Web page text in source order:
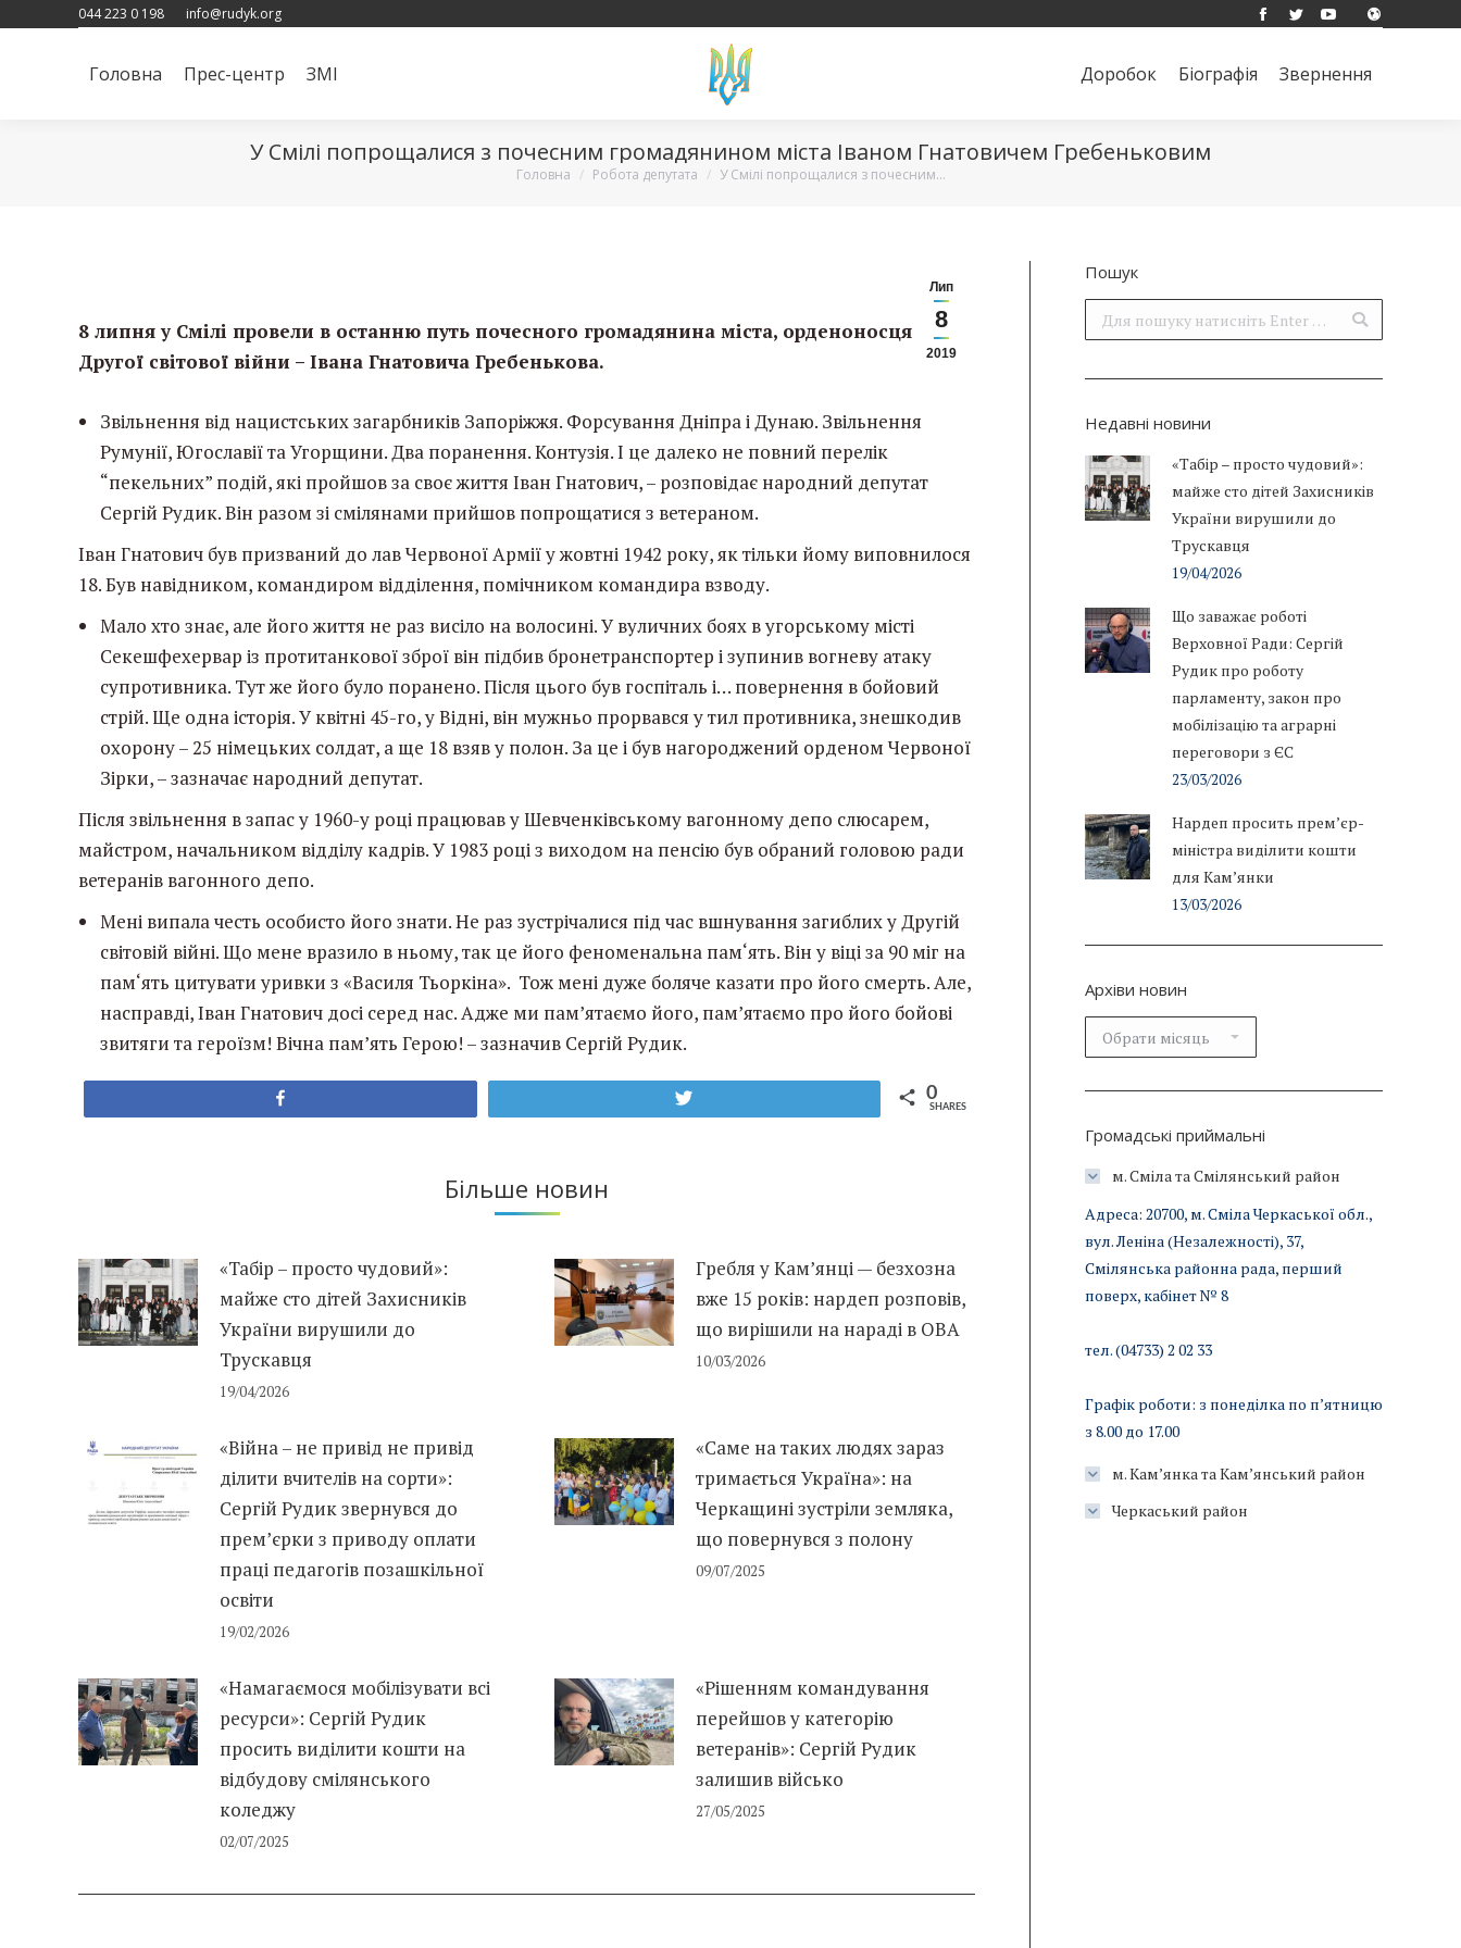
044 223 0 198 info@rudyk.org
Facebook
TwitterYouTube
Головна Прес-центр ЗМІ Доробок Біографія Звернення
У Смілі попрощалися з почесним громадянином міста Іваном Гнатовичем Гребеньковим
Вы здесь:
Головна Робота депутата У Смілі попрощалися з почесним…
Лип
8
2019
8 липня у Смілі провели в останню путь почесного громадянина міста, орденоносця
Другої світової війни – Івана Гнатовича Гребенькова.
Звільнення від нацистських загарбників Запоріжжя. Форсування Дніпра і Дунаю. Звільнення
Румунії, Югославії та Угорщини. Два поранення. Контузія. І це далеко не повний перелік
“пекельних” подій, які пройшов за своє життя Іван Гнатович, – розповідає народний депутат
Сергій Рудик. Він разом зі смілянами прийшов попрощатися з ветераном.
Іван Гнатович був призваний до лав Червоної Армії у жовтні 1942 року, як тільки йому виповнилося
18. Був навідником, командиром відділення, помічником командира взводу.
Мало хто знає, але його життя не раз висіло на волосині. У вуличних боях в угорському місті
Секешфехервар із протитанкової зброї він підбив бронетранспортер і зупинив вогневу атаку
супротивника. Тут же його було поранено. Після цього був госпіталь і… повернення в бойовий
стрій. Ще одна історія. У квітні 45-го, у Відні, він мужньо прорвався у тил противника, знешкодив
охорону – 25 німецьких солдат, а ще 18 взяв у полон. За це і був нагороджений орденом Червоної
Зірки, – зазначає народний депутат.
Після звільнення в запас у 1960-у році працював у Шевченківському вагонному депо слюсарем,
майстром, начальником відділу кадрів. У 1983 році з виходом на пенсію був обраний головою ради
ветеранів вагонного депо.
Мені випала честь особисто його знати. Не раз зустрічалися під час вшнування загиблих у Другій
світовій війні. Що мене вразило в ньому, так це його феноменальна пам‘ять. Він у віці за 90 міг на
пам‘ять цитувати уривки з «Василя Тьоркіна». Тож мені дуже боляче казати про його смерть. Але,
насправді, Іван Гнатович досі серед нас. Адже ми пам’ятаємо його, пам’ятаємо про його бойові
звитяги та героїзм! Вічна пам’ять Герою! – зазначив Сергій Рудик.
0
SHARES
Більше новин
«Табір – просто чудовий»:
майже сто дітей Захисників
України вирушили до
Трускавця
19/04/2026
Гребля у Кам’янці — безхозна
вже 15 років: нардеп розповів,
що вирішили на нараді в ОВА
10/03/2026
«Війна – не привід не привід
ділити вчителів на сорти»:
Сергій Рудик звернувся до
прем’єрки з приводу оплати
праці педагогів позашкільної
освіти
19/02/2026
«Саме на таких людях зараз
тримається Україна»: на
Черкащині зустріли земляка,
що повернувся з полону
09/07/2025
«Намагаємося мобілізувати всі
ресурси»: Сергій Рудик
просить виділити кошти на
відбудову смілянського
коледжу
02/07/2025
«Рішенням командування
перейшов у категорію
ветеранів»: Сергій Рудик
залишив військо
27/05/2025
Пошук
Поиск:
Недавні новини
«Табір – просто чудовий»:
майже сто дітей Захисників
України вирушили до
Трускавця
19/04/2026
Що заважає роботі
Верховної Ради: Сергій
Рудик про роботу
парламенту, закон про
мобілізацію та аграрні
переговори з ЄС
23/03/2026
Нардеп просить прем’єр-
міністра виділити кошти
для Кам’янки
13/03/2026
Архіви новин
Архіви
новин
Громадські приймальні
м. Сміла та Смілянський район
Адреса: 20700, м. Сміла Черкаської обл.,
вул. Леніна (Незалежності), 37,
Смілянська районна рада, перший
поверх, кабінет № 8
тел. (04733) 2 02 33
Графік роботи: з понеділка по п’ятницю
з 8.00 до 17.00
м. Кам’янка та Кам’янський район
Черкаський район
Головна Прес-центр ЗМІ Доробок Біографія Звернення